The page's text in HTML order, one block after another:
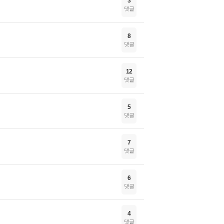
댓글
8
댓글
12
댓글
5
댓글
7
댓글
6
댓글
4
댓글